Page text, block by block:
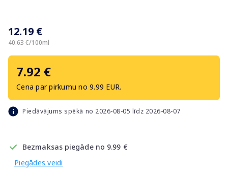
12.19 €
40.63 €/100ml
7.92 €
Cena par pirkumu no 9.99 EUR.
Piedāvājums spēkā no 2026-08-05 līdz 2026-08-07
Bezmaksas piegāde no 9.99 €
Piegādes veidi